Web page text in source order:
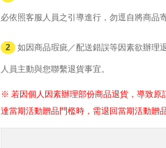
必依照客服人員之引導進行，勿逕自將商品
2 如因商品瑕疵／配送錯誤等因素欲辦理
人員主動與您聯繫退貨事宜。
※ 若因個人因素辦理部份商品退貨，導致原
達當期活動贈品門檻時，需退回當期活動贈